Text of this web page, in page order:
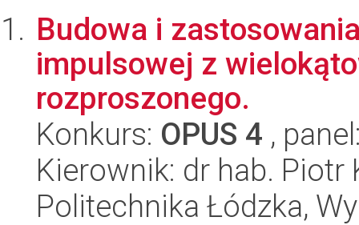
Budowa i
impulsowej z
rozproszonego.
Konkurs: OPUS 4 ,
Kierownik: dr hab. Piotr
Politechnika Łódzka,